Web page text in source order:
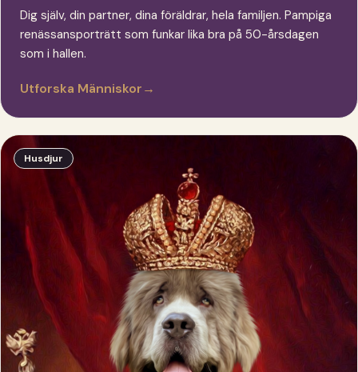
Dig själv, din partner, dina föräldrar, hela familjen. Pampiga
renässansporträtt som funkar lika bra på 50-årsdagen
som i hallen.
Utforska Människor→
Husdjur